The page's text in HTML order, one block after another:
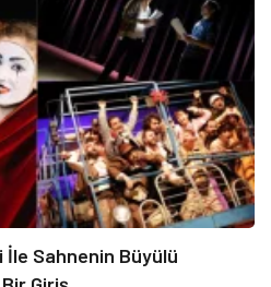
Sahnenin Büyülü